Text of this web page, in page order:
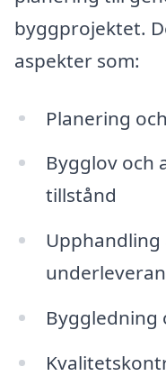
byggprojektet.
aspekter som:
Planering
Bygglov och
tillstånd
Upphandling
Byggledning